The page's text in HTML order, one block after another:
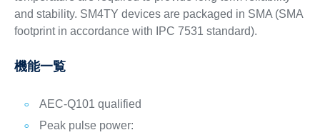
and stability. SM4TY devices are packaged in SMA (SMA
footprint in accordance with IPC 7531 standard).
機能一覧
AEC-Q101 qualified
Peak pulse power: